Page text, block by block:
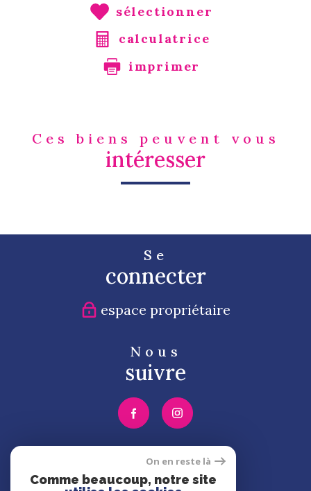
sélectionner
calculatrice
imprimer
Ces biens peuvent vous
intéresser
Se
connecter
espace propriétaire
Nous
suivre
Nous
adhérons
On en reste là
Comme beaucoup, notre site